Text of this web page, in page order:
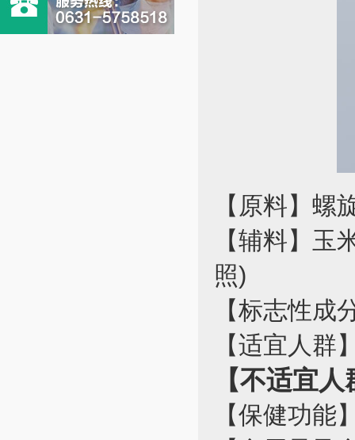
【原料】螺
【辅料】
照)
【标志性
【适宜人群
【不适宜
【保健功